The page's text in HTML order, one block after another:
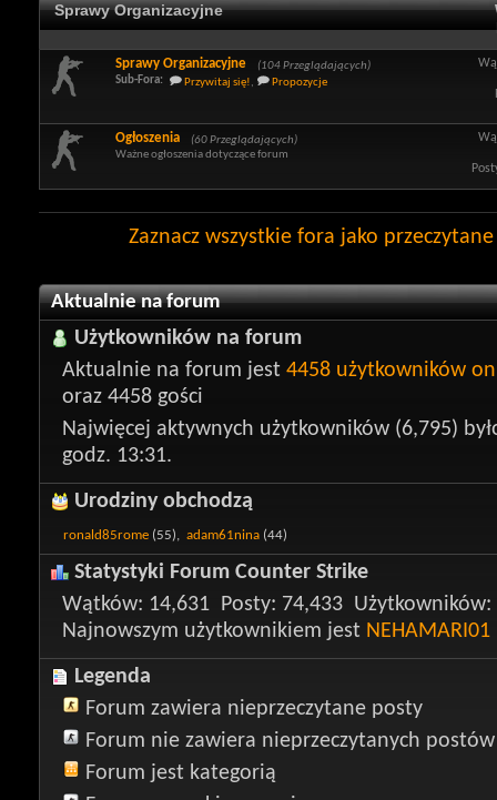
Sprawy Organizacyjne
Sprawy Organizacyjne
(104 Przeglądających)
Sub-Fora:
Przywitaj się!, Propozycje
Ogłoszenia
(60 Przeglądających)
Ważne ogłoszenia dotyczące forum
Zaznacz wszystkie fora jako przeczytane
Aktualnie na forum
Użytkowników na forum
Aktualnie na forum jest 4458 użytkowników
oraz 4458 gości
Najwięcej aktywnych użytkowników (6,795)
godz. 13:31.
Urodziny obchodzą
ronald85rome (55), adam61nina (44)
Statystyki Forum Counter Strike
Wątków 14,631 Posty 74,433 Użytkowników
Najnowszym użytkownikiem jest NEHAMARI01
Legenda
Forum zawiera nieprzeczytane posty
Forum nie zawiera nieprzeczytanych postów
Forum jest kategorią